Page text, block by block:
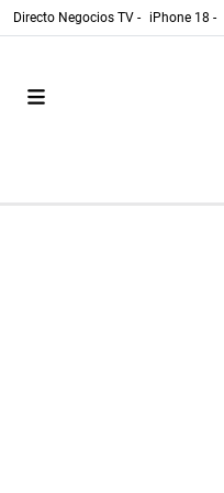
Directo Negocios TV - iPhone 18 -